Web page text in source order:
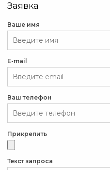
Заявка
Ваше имя
E-mail
Ваш телефон
Прикрепить
Текст запроса